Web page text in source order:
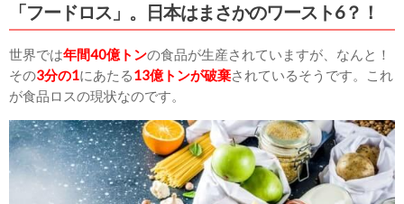
「フードロス」。日本はまさかのワースト6？！
世界では年間40億トンの食品が生産されていますが、なんと！
その3分の1にあたる13億トンが破棄されているそうです。これ
が食品ロスの現状なのです。